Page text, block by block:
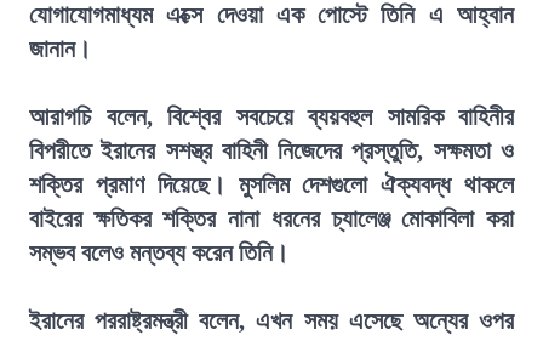
যোগাযোগমাধ্যম এক্সে দেওয়া এক পোস্টে তিনি এ আহ্বান
জানান।
আরাগচি বলেন, বিশ্বের সবচেয়ে ব্যয়বহুল সামরিক বাহিনীর
বিপরীতে ইরানের সশস্ত্র বাহিনী নিজেদের প্রস্তুতি, সক্ষমতা ও
শক্তির প্রমাণ দিয়েছে। মুসলিম দেশগুলো ঐক্যবদ্ধ থাকলে
বাইরের ক্ষতিকর শক্তির নানা ধরনের চ্যালেঞ্জ মোকাবিলা করা
সম্ভব বলেও মন্তব্য করেন তিনি।
ইরানের পররাষ্ট্রমন্ত্রী বলেন, এখন সময় এসেছে অন্যের ওপর